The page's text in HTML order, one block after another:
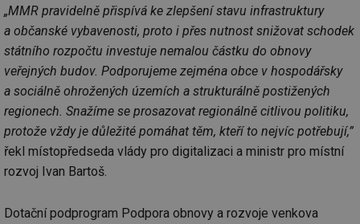
„MMR pravidelně přispívá ke zlepšení stavu infrastruktury
a občanské vybavenosti, proto i přes nutnost snižovat schodek
státního rozpočtu investuje nemalou částku do obnovy
veřejných budov. Podporujeme zejména obce v hospodářsky
a sociálně ohrožených územích a strukturálně postižených
regionech. Snažíme se prosazovat regionálně citlivou politiku,
protože vždy je důležité pomáhat těm, kteří to nejvíc potřebují,”
řekl místopředseda vlády pro digitalizaci a ministr pro místní
rozvoj Ivan Bartoš.
Dotační podprogram Podpora obnovy a rozvoje venkova